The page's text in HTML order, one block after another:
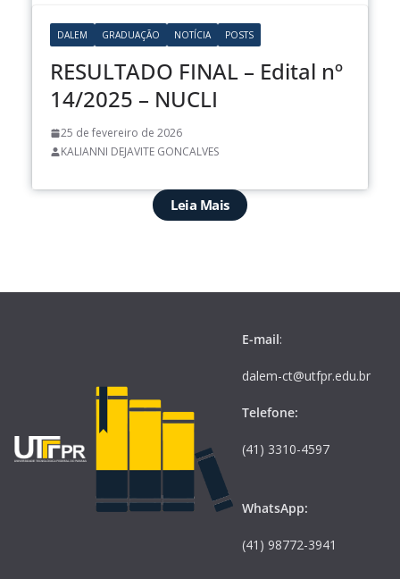
DALEM GRADUAÇÃO NOTÍCIA POSTS
RESULTADO FINAL – Edital nº
14/2025 – NUCLI
25 de fevereiro de 2026
KALIANNI DEJAVITE GONCALVES
Leia Mais
E-mail:
dalem-ct@utfpr.edu.br
Telefone:
(41) 3310-4597
WhatsApp:
(41) 98772-3941